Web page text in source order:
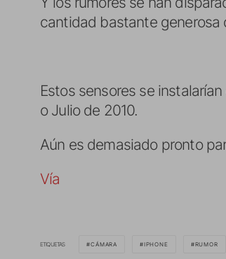
cantidad bastante generosa
Estos sensores se
o Julio de 2010.
Aún es demasiado pronto
Vía
ETIQUETAS CÁMARA IPHONE RUMOR